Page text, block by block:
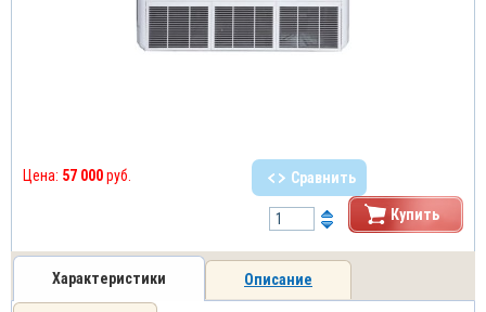
Цена: 57 000руб. Сравнить
Купить
Характеристики Описание